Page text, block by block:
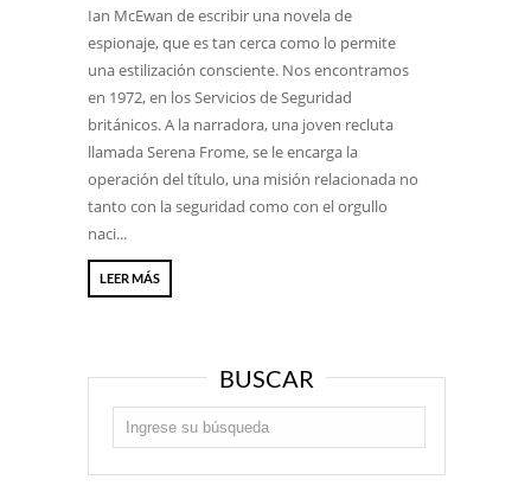
Ian McEwan de escribir una novela de
espionaje, que es tan cerca como lo permite
una estilización consciente. Nos encontramos
en 1972, en los Servicios de Seguridad
británicos. A la narradora, una joven recluta
llamada Serena Frome, se le encarga la
operación del título, una misión relacionada no
tanto con la seguridad como con el orgullo
naci...
LEER MÁS
BUSCAR